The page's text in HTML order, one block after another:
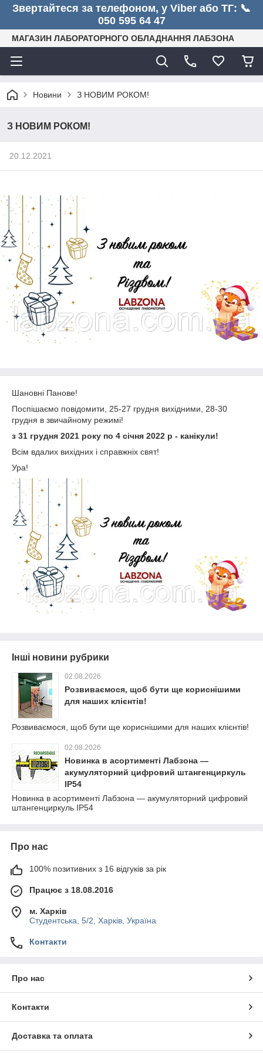
Звертайтеся за телефоном, у Viber або ТГ: 📞
050 595 64 47
МАГАЗИН ЛАБОРАТОРНОГО ОБЛАДНАННЯ ЛАБЗОНА
Новини З НОВИМ РОКОМ!
З НОВИМ РОКОМ!
20.12.2021
Шановні Панове!
Поспішаємо повідомити, 25-27 грудня вихідними, 28-30
грудня в звичайному режимі!
з 31 грудня 2021 року по 4 січня 2022 р - канікули!
Всім вдалих вихідних і справжніх свят!
Ура!
Інші новини рубрики
02.08.2026
Розвиваємося, щоб бути ще кориснішими
для наших клієнтів!
Розвиваємося, щоб бути ще кориснішими для наших клієнтів!
02.08.2026
Новинка в асортименті Лабзона —
акумуляторний цифровий штангенциркуль
IP54
Новинка в асортименті Лабзона — акумуляторний цифровий
штангенциркуль IP54
Про нас
100% позитивних з 16 відгуків за рік
Працює з 18.08.2016
м. Харків
Студентська, 5/2, Харків, Україна
Контакти
Про нас
Контакти
Доставка та оплата